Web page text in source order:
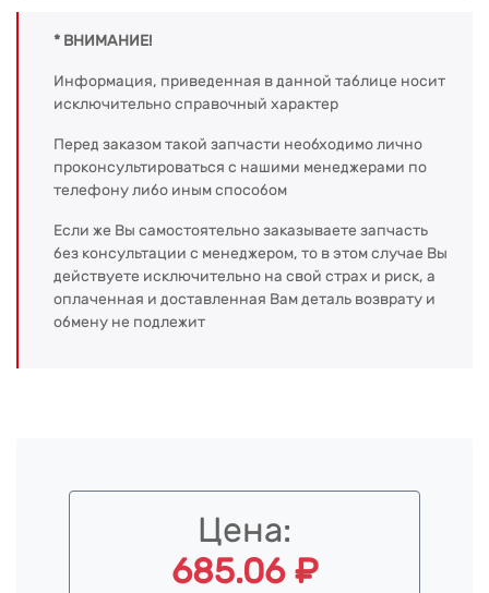
* ВНИМАНИЕ!
Информация, приведенная в данной таблице носит
исключительно справочный характер
Перед заказом такой запчасти необходимо лично
проконсультироваться с нашими менеджерами по
телефону либо иным способом
Если же Вы самостоятельно заказываете запчасть
без консультации с менеджером, то в этом случае Вы
действуете исключительно на свой страх и риск, а
оплаченная и доставленная Вам деталь возврату и
обмену не подлежит
Цена:
685.06 ₽